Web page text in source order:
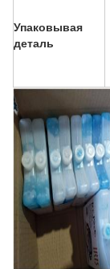
Упаковывая
деталь